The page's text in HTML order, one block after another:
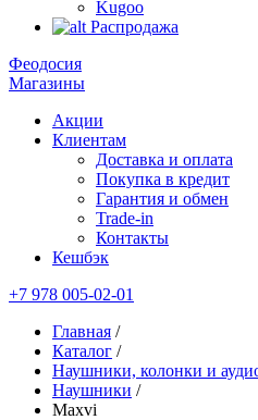
Kugoo
Распродажа
Феодосия
Магазины
Акции
Клиентам
Доставка и оплата
Покупка в кредит
Гарантия и обмен
Trade-in
Контакты
Кешбэк
+7 978 005-02-01
Главная /
Каталог /
Наушники, колонки и
Наушники /
Maxvi